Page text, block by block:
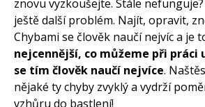
znovu vyzkoušejte. Stále
ještě další problém. Najít, opravit,
Chybami se člověk naučí nejvíc a je
nejcennější, co můžeme při práci
se tím člověk naučí nejvíce.
nějaké ty chyby zvyklý a vydrží
vzhůru do bastlení!